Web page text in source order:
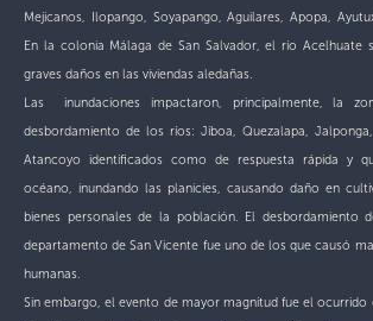
Mejicanos, Ilopango, Soyapango, Aguilares, Apopa,
En la colonia Málaga de San Salvador, el río Acelhuate
graves daños en las viviendas aledañas.
Las inundaciones impactaron, principalmente, la
desbordamiento de los ríos: Jiboa, Quezalapa,
Atancoyo identificados como de respuesta rápida y
océano, inundando las planicies, causando daño en
bienes personales de la población. El desbordamiento
departamento de San Vicente fue uno de los que causó
humanas.
Sin embargo, el evento de mayor magnitud fue el